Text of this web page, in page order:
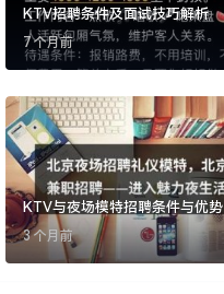
KTV招聘条件及面试技巧解析
7 个月前
KTV与夜场模特招聘条件与优势
3 个月前